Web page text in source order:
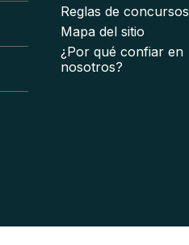
Reglas de concursos
Mapa del sitio
¿Por qué confiar en
nosotros?